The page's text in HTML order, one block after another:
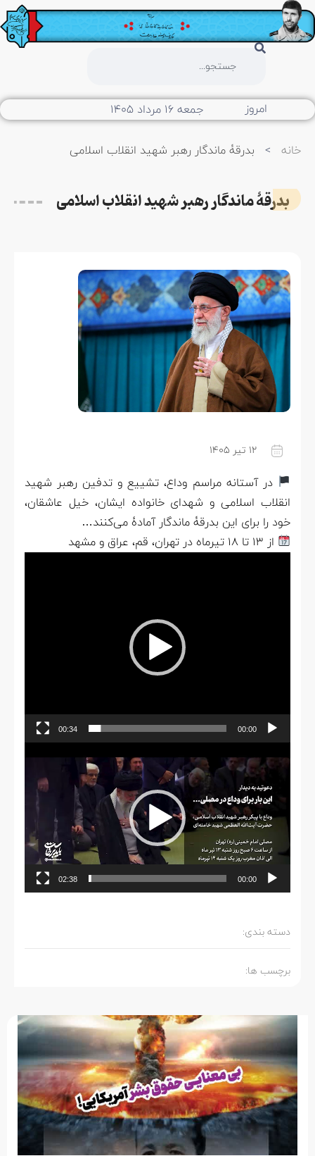
امروز جمعه ۱۶ مرداد ۱۴۰۵
خانه > بدرقۀ ماندگار رهبر شهید انقلاب اسلامی
بدرقۀ ماندگار رهبر شهید انقلاب اسلامی
۱۲ تیر ۱۴۰۵
در آستانه مراسم وداع، تشییع و تدفین رهبر شهید
انقلاب اسلامی و شهدای خانواده ایشان، خیل عاشقان،
خود را برای این بدرقۀ ماندگار آمادۀ می‌کنند…
از ۱۳ تا ۱۸ تیرماه در تهران، قم، عراق و مشهد
00:00
00:34
ویدیو
00:00
02:38
دسته بندی:
برچسب ها: